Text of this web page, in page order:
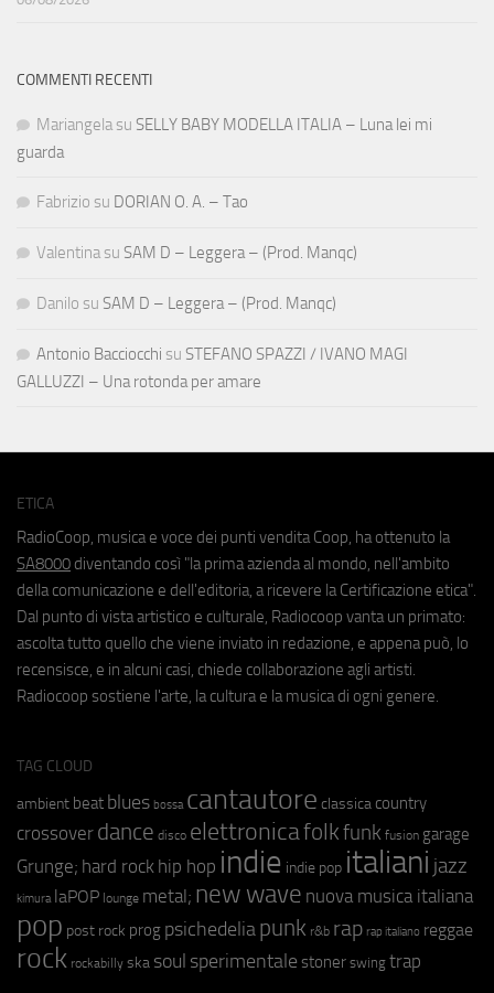
COMMENTI RECENTI
Mariangela su SELLY BABY MODELLA ITALIA – Luna lei mi
guarda
Fabrizio su DORIAN O. A. – Tao
Valentina su SAM D – Leggera – (Prod. Manqc)
Danilo su SAM D – Leggera – (Prod. Manqc)
Antonio Bacciocchi su STEFANO SPAZZI / IVANO MAGI
GALLUZZI – Una rotonda per amare
ETICA
RadioCoop, musica e voce dei punti vendita Coop, ha ottenuto la
SA8000 diventando così "la prima azienda al mondo, nell'ambito
della comunicazione e dell'editoria, a ricevere la Certificazione etica".
Dal punto di vista artistico e culturale, Radiocoop vanta un primato:
ascolta tutto quello che viene inviato in redazione, e appena può, lo
recensisce, e in alcuni casi, chiede collaborazione agli artisti.
Radiocoop sostiene l'arte, la cultura e la musica di ogni genere.
TAG CLOUD
ambient beat blues bossa cantautore classica country
crossover dance disco elettronicafolkfunk fusion garage
Grunge; hard rock hip hop indie indie pop italiani jazz
kimura laPOP lounge metal; new wave nuova musica italiana
pop post rock prog psichedeliapunk r&b rap rap italiano reggae
rock rockabilly ska soul sperimentale stoner swing trap